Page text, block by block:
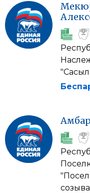
созыва